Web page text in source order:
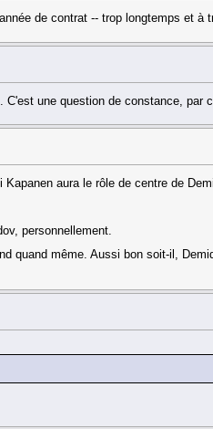
de contrat -- trop longtemps et à
une question de constance, par
aura le rôle de centre de
personnellement.
quand même. Aussi bon soit-il,